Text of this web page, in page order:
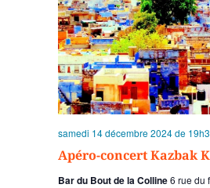
Apéro-concert Kazbak
samedi 14 décembre 2024 de
Bar du Bout de la Colline6 rue du